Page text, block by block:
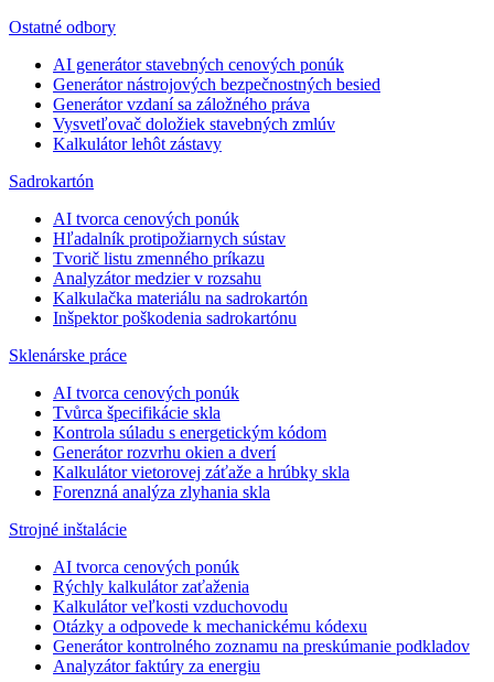
Ostatné odbory
AI generátor stavebných cenových ponúk
Generátor nástrojových bezpečnostných besied
Generátor vzdaní sa záložného práva
Vysvetľovač doložiek stavebných zmlúv
Kalkulátor lehôt zástavy
Sadrokartón
AI tvorca cenových ponúk
Hľadalník protipožiarnych sústav
Tvorič listu zmenného príkazu
Analyzátor medzier v rozsahu
Kalkulačka materiálu na sadrokartón
Inšpektor poškodenia sadrokartónu
Sklenárske práce
AI tvorca cenových ponúk
Tvůrca špecifikácie skla
Kontrola súladu s energetickým kódom
Generátor rozvrhu okien a dverí
Kalkulátor vietorovej záťaže a hrúbky skla
Forenzná analýza zlyhania skla
Strojné inštalácie
AI tvorca cenových ponúk
Rýchly kalkulátor zaťaženia
Kalkulátor veľkosti vzduchovodu
Otázky a odpovede k mechanickému kódexu
Generátor kontrolného zoznamu na preskúmanie podkladov
Analyzátor faktúry za energiu